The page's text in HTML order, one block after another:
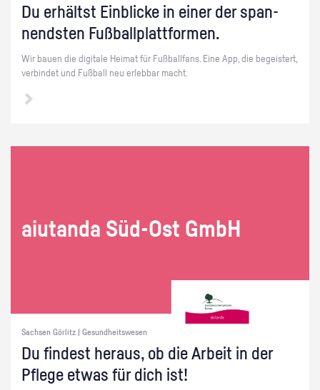
Du er­hältst Ein­bli­cke in einer der span­
nends­ten Fuß­ball­platt­for­men.
Wir bauen die di­gi­ta­le Hei­mat für Fuß­ball­fans. Eine App, die be­geis­tert,
ver­bin­det und Fuß­ball neu er­leb­bar macht.
ai­utan­da Süd-Ost GmbH
Sachsen Görlitz | Gesundheitswesen
Du fin­dest her­aus, ob die Ar­beit in der
Pfle­ge etwas für dich ist!